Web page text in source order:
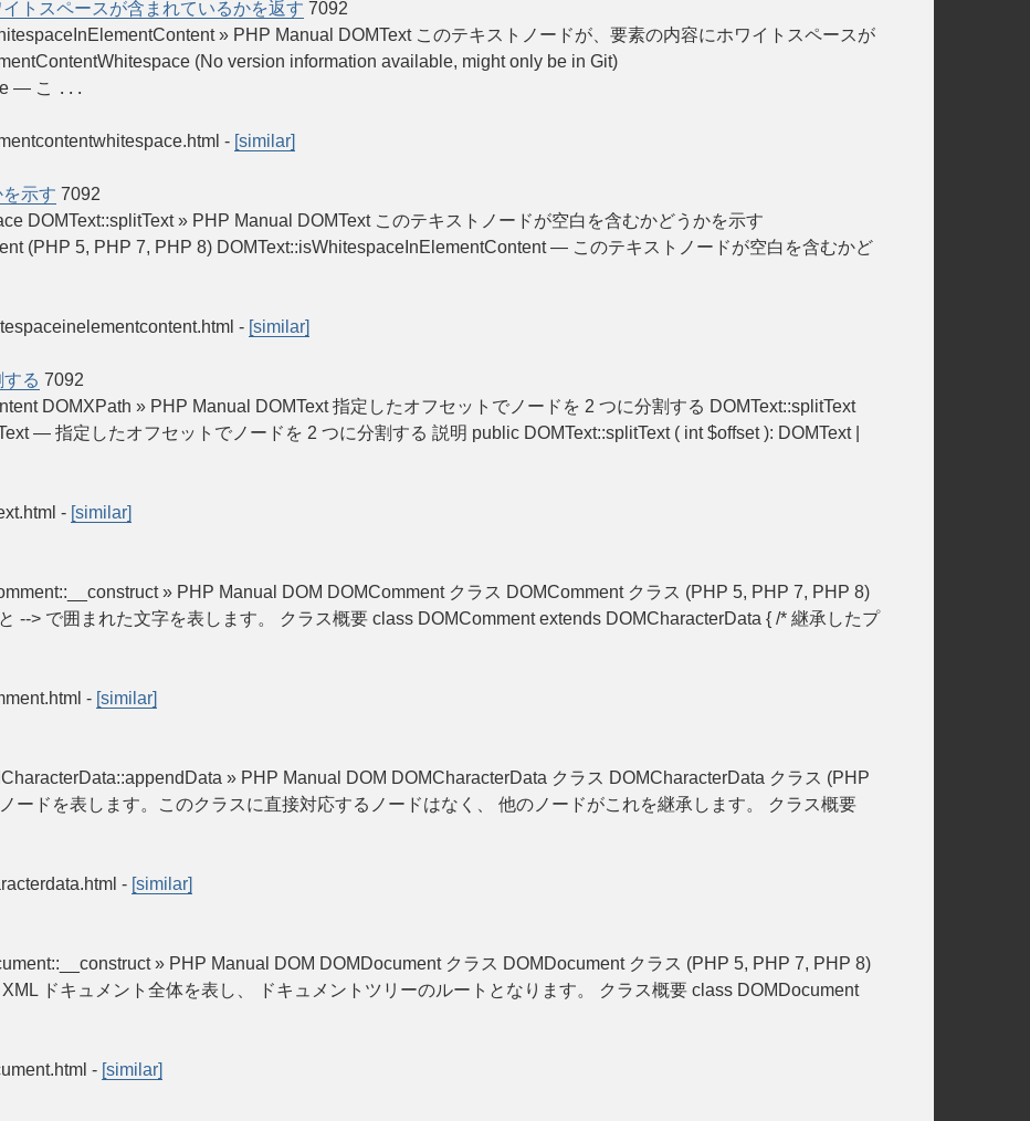
トスペースが含まれているかを返す 7092
» PHP Manual DOMText このテキストノードが、要素の内容にホワイトスペースが
(No version information available, might only be in Git)
— こ
...
- [similar]
示す 7092
DOMText::splitText » PHP Manual DOMText このテキストノードが空白を含むかどうかを示す
(PHP 5, PHP 7, PHP 8) DOMText::isWhitespaceInElementContent — このテキストノードが空白を含むかど
- [similar]
る 7092
DOMXPath » PHP Manual DOMText 指定したオフセットでノードを 2 つに分割する DOMText::splitText
— 指定したオフセットでノードを 2 つに分割する 説明 public DOMText::splitText ( int $offset ): DOMText |
- [similar]
» PHP Manual DOM DOMComment クラス DOMComment クラス (PHP 5, PHP 7, PHP 8)
--> で囲まれた文字を表します。 クラス概要 class DOMComment extends DOMCharacterData { /* 継承したプ
- [similar]
» PHP Manual DOM DOMCharacterData クラス DOMCharacterData クラス (PHP
ードを表します。このクラスに直接対応するノードはなく、 他のノードがこれを継承します。 クラス概要
- [similar]
» PHP Manual DOM DOMDocument クラス DOMDocument クラス (PHP 5, PHP 7, PHP 8)
ドキュメント全体を表し、 ドキュメントツリーのルートとなります。 クラス概要 class DOMDocument
- [similar]